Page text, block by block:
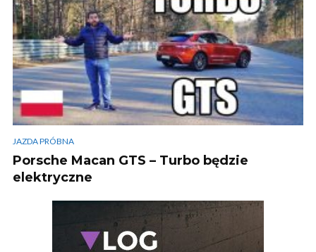
JAZDA PRÓBNA
Porsche Macan GTS – Turbo będzie
elektryczne